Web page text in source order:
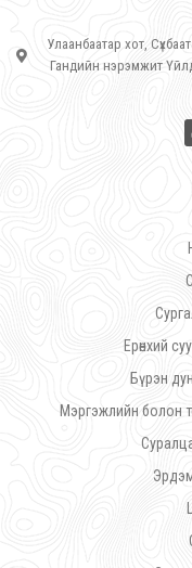
Улаанбаатар хот,
Гандийн нэрэмжит
Ерөнхий
Бүрэн
Мэргэжлийн болон